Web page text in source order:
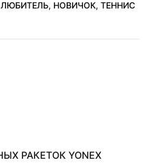
ЛЮБИТЕЛЬ, НОВИЧОК, ТЕННИС
РАКЕТОК YONEX